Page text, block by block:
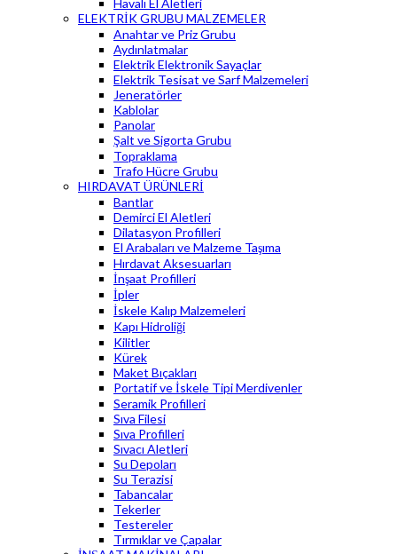
ELEKTRİK GRUBU MALZEMELER
Anahtar ve Priz Grubu
Aydınlatmalar
Elektrik Elektronik Sayaçlar
Elektrik Tesisat ve Sarf Malzemeleri
Jeneratörler
Kablolar
Panolar
Şalt ve Sigorta Grubu
Topraklama
Trafo Hücre Grubu
HIRDAVAT ÜRÜNLERİ
Bantlar
Demirci El Aletleri
Dilatasyon Profilleri
El Arabaları ve Malzeme Taşıma
Hırdavat Aksesuarları
İnşaat Profilleri
İpler
İskele Kalıp Malzemeleri
Kapı Hidroliği
Kilitler
Kürek
Maket Bıçakları
Portatif ve İskele Tipi Merdivenler
Seramik Profilleri
Sıva Filesi
Sıva Profilleri
Sıvacı Aletleri
Su Depoları
Su Terazisi
Tabancalar
Tekerler
Testereler
Tırmıklar ve Çapalar